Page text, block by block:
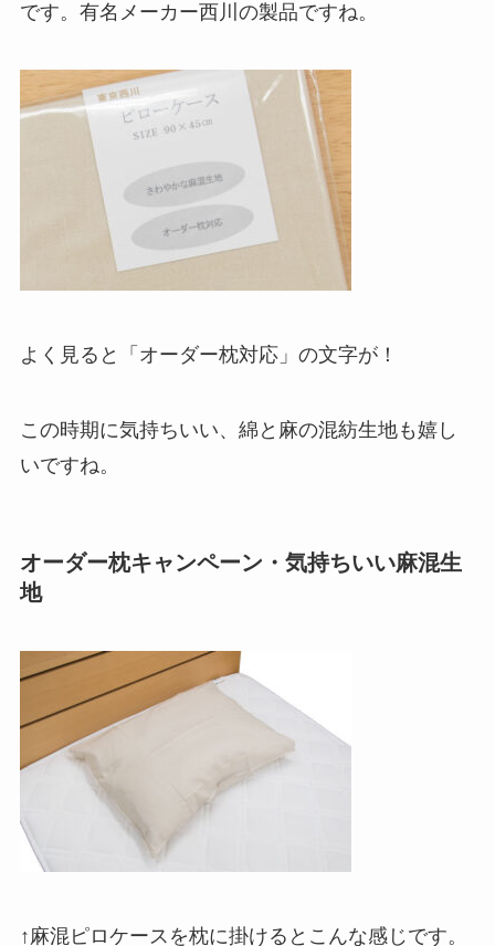
です。有名メーカー西川の製品ですね。
よく見ると「オーダー枕対応」の文字が！
この時期に気持ちいい、綿と麻の混紡生地も嬉し
いですね。
オーダー枕キャンペーン・気持ちいい麻混生
地
↑麻混ピロケースを枕に掛けるとこんな感じです。